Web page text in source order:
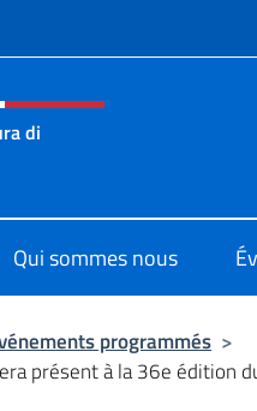
de
di
Qui sommes nous
programmés >
présent à la 36e édition